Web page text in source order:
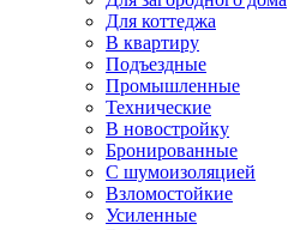
Для коттеджа
В квартиру
Подъездные
Промышленные
Технические
В новостройку
Бронированные
С шумоизоляцией
Взломостойкие
Усиленные